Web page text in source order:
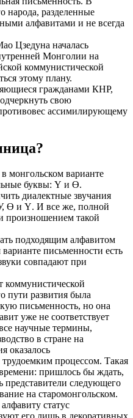
народа, разделенные
алфавитами и не всегда
Цзедуна началась
Монголии на
коммунистической
этому плану.
гражданами КНР,
свою
ассимилирующему
монгольском варианте
буквы: Ү и Ө.
диалектные звучания
Ө и Ү. И все же, полной
произношением такой
подходящим алфавитом
письменности есть
совпадают при
коммунистической
пути развития была
письменность, но она
уже не соответствует
научные термины,
в стране на
оказалось
процессом. Такая
пришлось бы ждать,
представители следующего
на старомонгольском.
статус